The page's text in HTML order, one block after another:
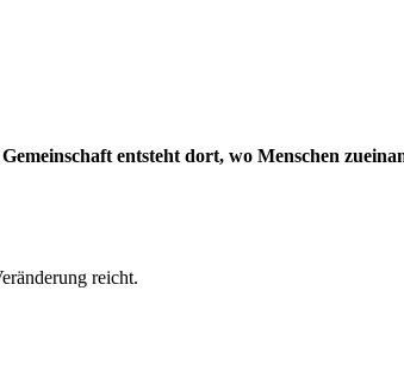
Gemeinschaft entsteht dort, wo Menschen
reicht.